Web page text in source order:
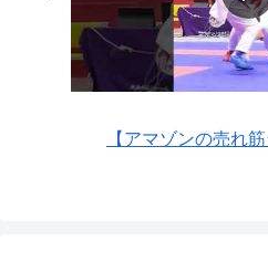
【アマゾンの売れ